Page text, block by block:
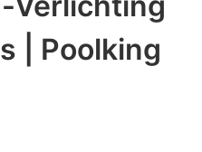
| Poolking